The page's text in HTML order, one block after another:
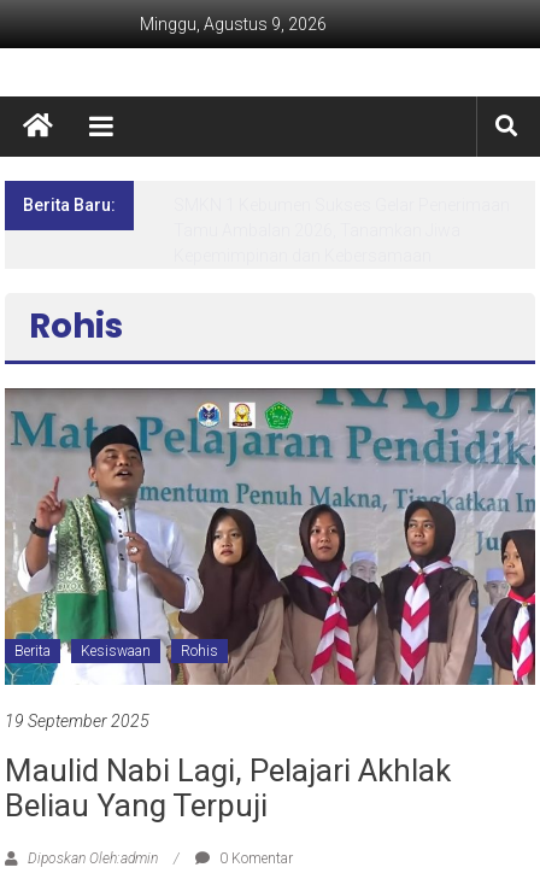
Minggu, Agustus 9, 2026
Berita Baru:
Rohis
Berita Kesiswaan Rohis
19 September 2025
Maulid Nabi Lagi, Pelajari Akhlak
Beliau Yang Terpuji
Diposkan Oleh:admin 0 Komentar